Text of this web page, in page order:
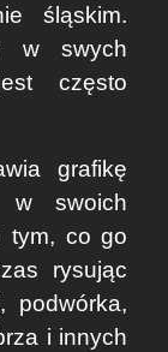
śląskim.
w swych
często
grafikę
w swoich
tym, co go
rysując
podwórka,
i innych